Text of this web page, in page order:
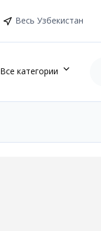
Весь Узбекистан
Все категории